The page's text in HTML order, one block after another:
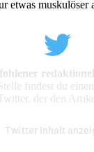
etwas muskulöser
findest du
der den
Twitter Inhalt